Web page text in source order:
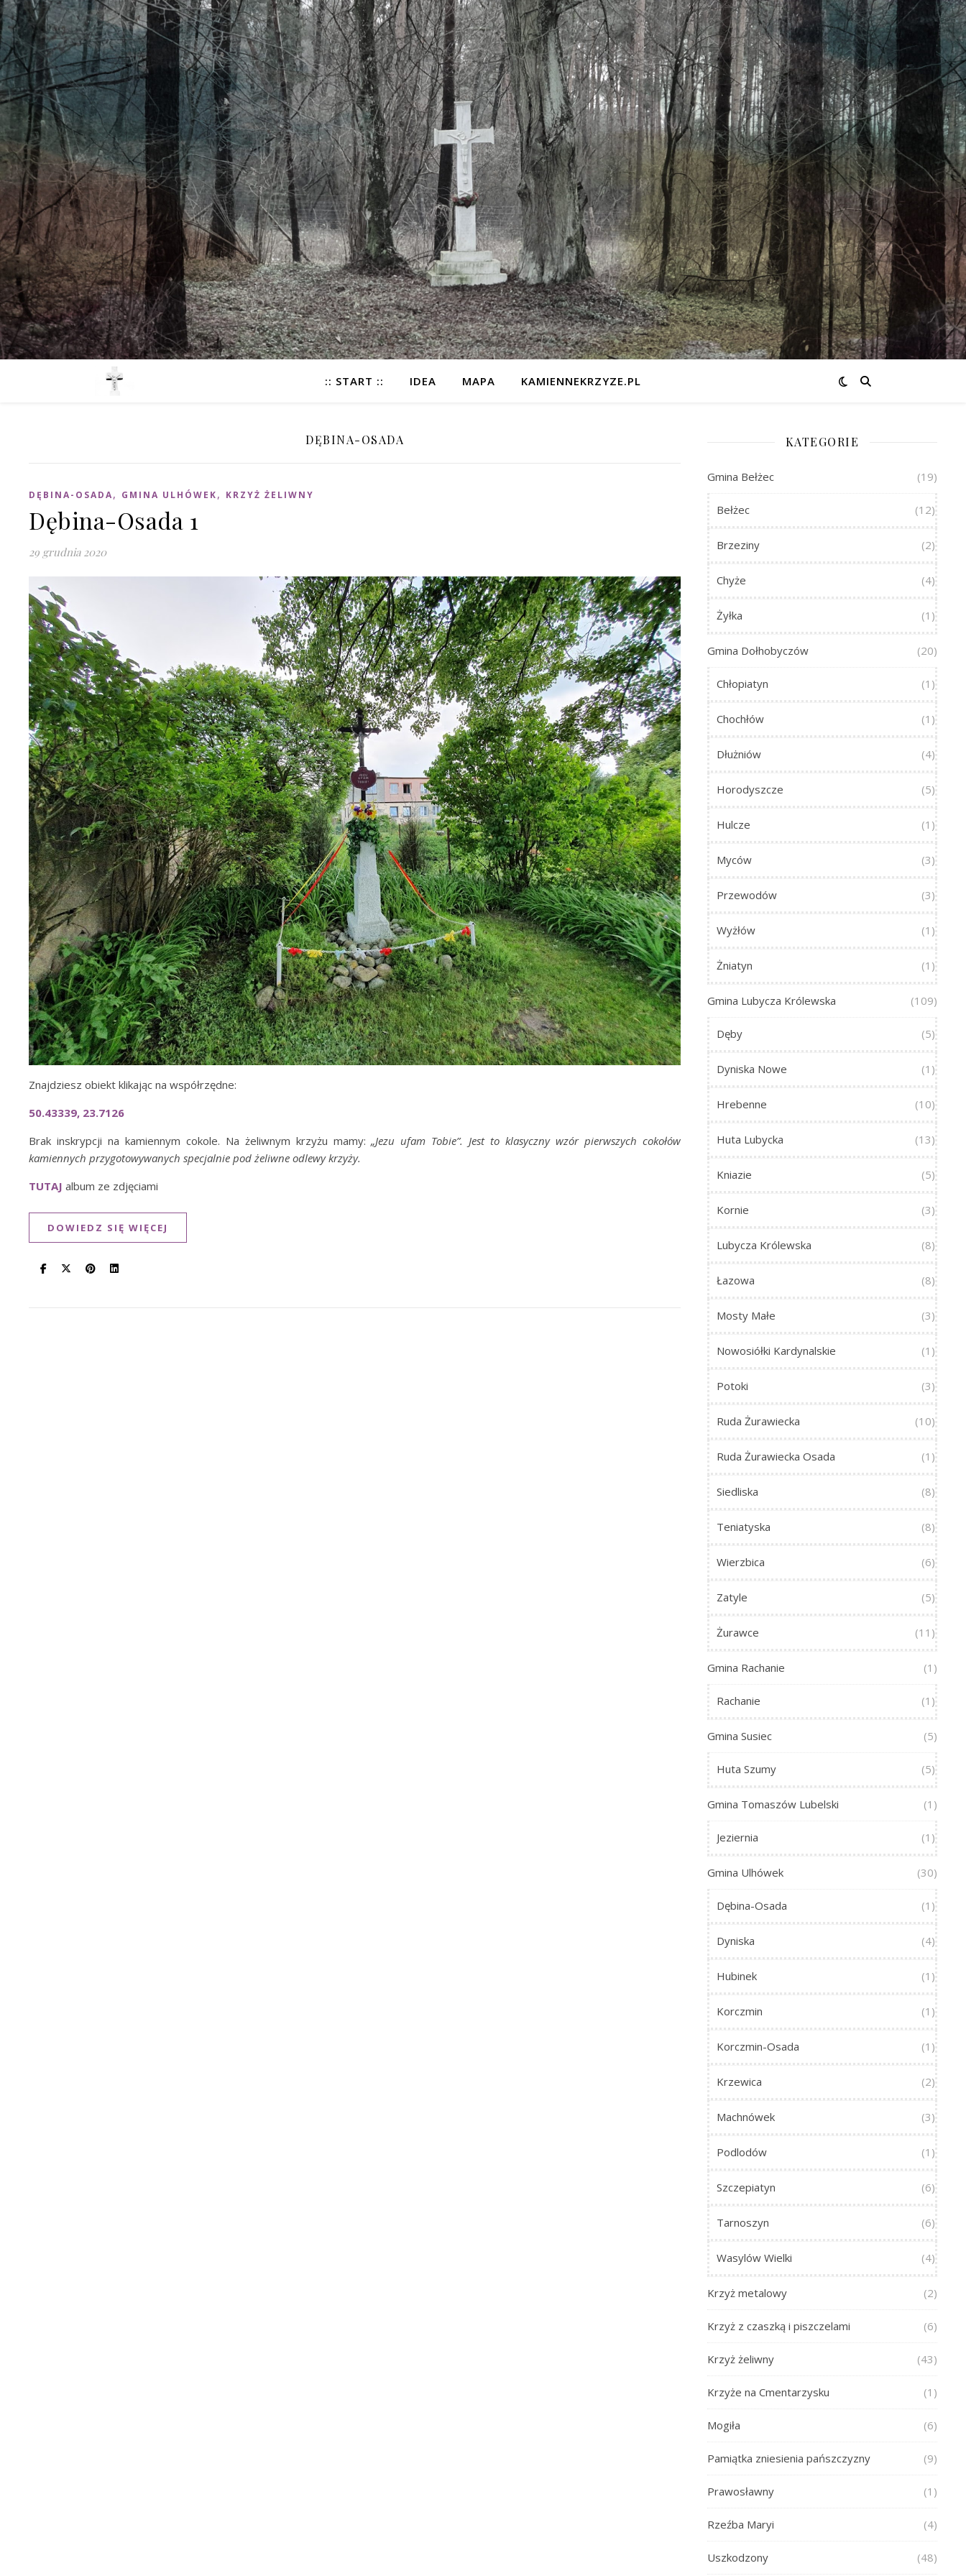
:: START :: IDEA MAPA KAMIENNEKRZYZE.PL
DĘBINA-OSADA
DĘBINA-OSADA, GMINA ULHÓWEK, KRZYŻ ŻELIWNY
Dębina-Osada 1
29 grudnia 2020
Znajdziesz obiekt klikając na współrzędne:
50.43339, 23.7126
Brak inskrypcji na kamiennym cokole. Na żeliwnym krzyżu mamy:„Jezu ufam Tobie”. Jest to klasyczny wzór pierwszych cokołów
kamiennych przygotowywanych specjalnie pod żeliwne odlewy krzyży.
TUTAJ album ze zdjęciami
DOWIEDZ SIĘ WIĘCEJ
KATEGORIE
Gmina Bełżec (19)
Bełżec (12)
Brzeziny (2)
Chyże (4)
Żyłka (1)
Gmina Dołhobyczów (20)
Chłopiatyn (1)
Chochłów (1)
Dłużniów (4)
Horodyszcze (5)
Hulcze (1)
Myców (3)
Przewodów (3)
Wyżłów (1)
Żniatyn (1)
Gmina Lubycza Królewska (109)
Dęby (5)
Dyniska Nowe (1)
Hrebenne (10)
Huta Lubycka (13)
Kniazie (5)
Kornie (3)
Lubycza Królewska (8)
Łazowa (8)
Mosty Małe (3)
Nowosiółki Kardynalskie (1)
Potoki (3)
Ruda Żurawiecka (10)
Ruda Żurawiecka Osada (1)
Siedliska (8)
Teniatyska (8)
Wierzbica (6)
Zatyle (5)
Żurawce (11)
Gmina Rachanie (1)
Rachanie (1)
Gmina Susiec (5)
Huta Szumy (5)
Gmina Tomaszów Lubelski (1)
Jeziernia (1)
Gmina Ulhówek (30)
Dębina-Osada (1)
Dyniska (4)
Hubinek (1)
Korczmin (1)
Korczmin-Osada (1)
Krzewica (2)
Machnówek (3)
Podlodów (1)
Szczepiatyn (6)
Tarnoszyn (6)
Wasylów Wielki (4)
Krzyż metalowy (2)
Krzyż z czaszką i piszczelami (6)
Krzyż żeliwny (43)
Krzyże na Cmentarzysku (1)
Mogiła (6)
Pamiątka zniesienia pańszczyzny (9)
Prawosławny (1)
Rzeźba Maryi (4)
Uszkodzony (48)